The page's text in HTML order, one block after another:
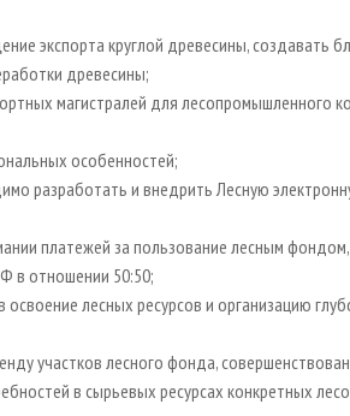
экспорта круглой древесины, создавать
древесины;
магистралей для лесопромышленного
особенностей;
разработать и внедрить Лесную
платежей за пользование лесным
в отношении 50:50;
лесных ресурсов и организацию
участков лесного фонда,
в сырьевых ресурсах конкретных